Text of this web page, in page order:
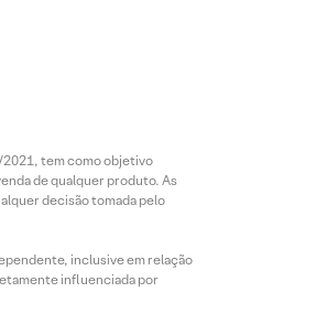
2021, tem como objetivo
de qualquer produto. As
decisão tomada pelo
inclusive em relação
influenciada por